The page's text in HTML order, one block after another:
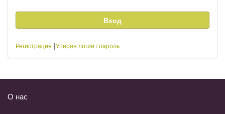
Регистрация |Утерян логин / пароль
О нас